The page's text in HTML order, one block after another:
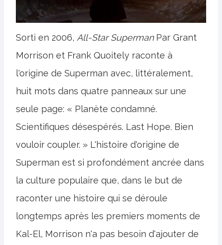
Sorti en 2006, All-Star Superman Par Grant
Morrison et Frank Quoitely raconte à
l'origine de Superman avec, littéralement,
huit mots dans quatre panneaux sur une
seule page: « Planète condamné.
Scientifiques désespérés. Last Hope. Bien
vouloir coupler. » L'histoire d'origine de
Superman est si profondément ancrée dans
la culture populaire que, dans le but de
raconter une histoire qui se déroule
longtemps après les premiers moments de
Kal-El, Morrison n'a pas besoin d'ajouter de